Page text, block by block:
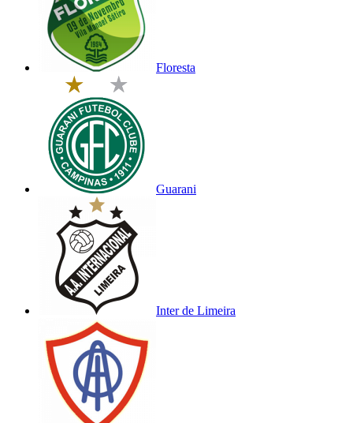
Floresta
Guarani
Inter de Limeira